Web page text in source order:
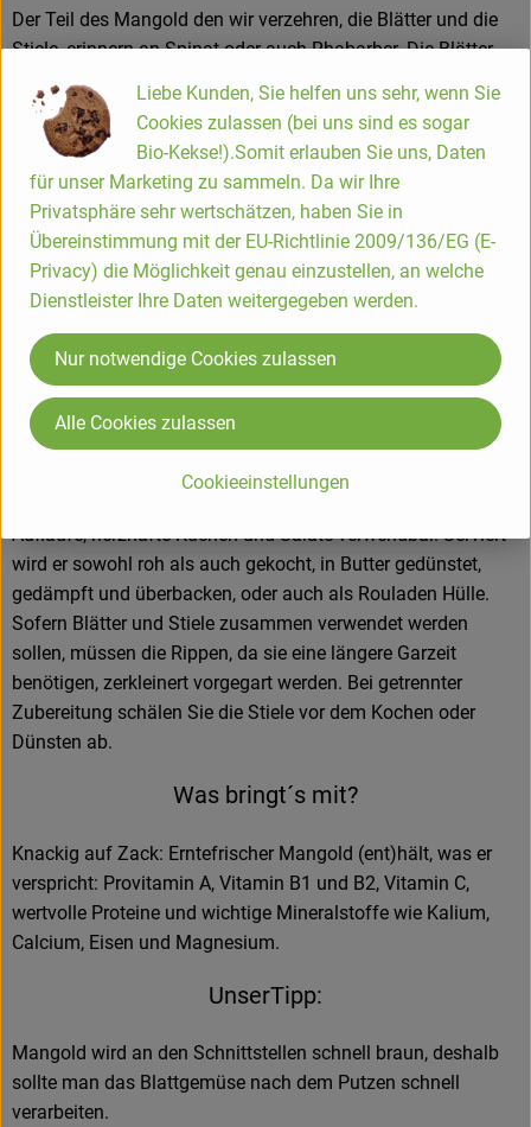
Der Teil des Mangold den wir verzehren, die Blätter und die
Stiele, erinnern an Spinat oder auch Rhabarber. Die Blätter
und orange erscheinen.
Seinen Ursprung hat Mangold in Vorderasien und dem
Mittelmeerraum. Seit bereits 4000 Jahren soll er schon
angebaut werden. Bei uns wird er aus klimatischen und
bodenkundlichen Gründen bisher eher zurückhaltend
angebaut. Allerdings wird gemunkelt, dass er im 17.
Jahrhundert in Deutschland schon einmal „das“ Gemüse
schlechthin gewesen sein soll. Heute wird er überwiegend in
Italien, Spanien, den Niederlanden und Frankreich angebaut.
Wie wird´s verwendet?
Die Qual der Wahl: Mangold harmoniert mit gebratenem
Aufläufe, herzhafte Kuchen und Salate verwendbar. Serviert
wird er sowohl roh als auch gekocht, in Butter gedünstet,
gedämpft und überbacken, oder auch als Rouladen Hülle.
Sofern Blätter und Stiele zusammen verwendet werden
sollen, müssen die Rippen, da sie eine längere Garzeit
benötigen, zerkleinert vorgegart werden. Bei getrennter
Zubereitung schälen Sie die Stiele vor dem Kochen oder
Dünsten ab.
Was bringt´s mit?
Knackig auf Zack: Erntefrischer Mangold (ent)hält, was er
verspricht: Provitamin A, Vitamin B1 und B2, Vitamin C,
wertvolle Proteine und wichtige Mineralstoffe wie Kalium,
Calcium, Eisen und Magnesium.
UnserTipp:
Mangold wird an den Schnittstellen schnell braun, deshalb
sollte man das Blattgemüse nach dem Putzen schnell
verarbeiten.
Liebe Kunden, Sie helfen uns sehr, wenn Sie
Cookies zulassen (bei uns sind es sogar
Bio-Kekse!).Somit erlauben Sie uns, Daten
für unser Marketing zu sammeln. Da wir Ihre
Privatsphäre sehr wertschätzen, haben Sie in
Übereinstimmung mit der EU-Richtlinie 2009/136/EG (E-
Privacy) die Möglichkeit genau einzustellen, an welche
Dienstleister Ihre Daten weitergegeben werden.
Cookieeinstellungen
Nur notwendige Cookies zulassen
Alle Cookies zulassen